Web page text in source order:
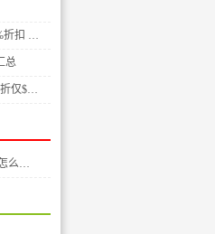
折扣 …
总
折仅$…
么…